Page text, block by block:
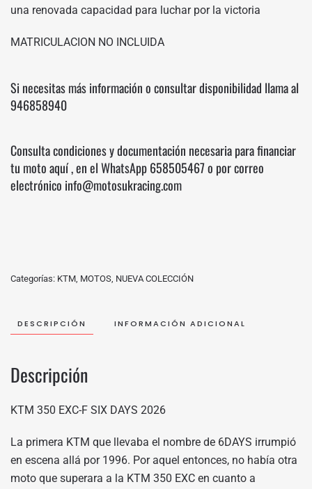
una renovada capacidad para luchar por la victoria
MATRICULACION NO INCLUIDA
Si necesitas más información o consultar disponibilidad llama al
946858940
Consulta condiciones y documentación necesaria para financiar
tu motoaquí, en el WhatsApp658505467o por correo
electrónico info@motosukracing.com
Categorías: KTM, MOTOS, NUEVA COLECCIÓN
DESCRIPCIÓN INFORMACIÓN ADICIONAL
Descripción
KTM 350 EXC-F SIX DAYS 2026
La primera KTM que llevaba el nombre de 6DAYS irrumpió
en escena allá por 1996. Por aquel entonces, no había otra
moto que superara a la KTM 350 EXC en cuanto a